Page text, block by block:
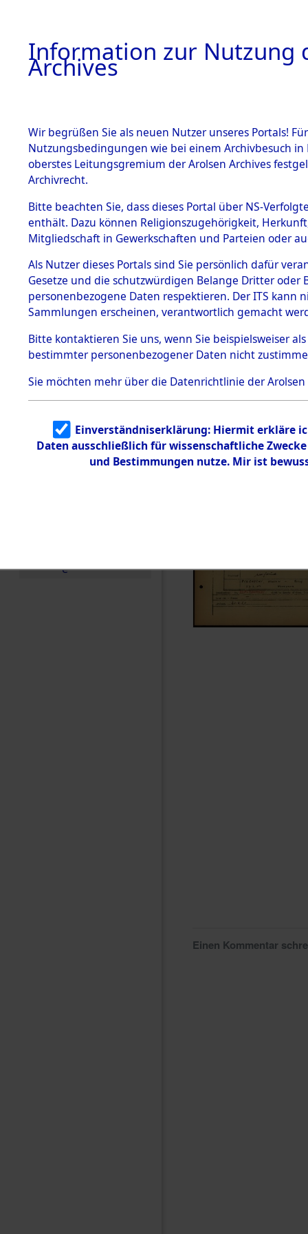
BESTÄNDE
1.
mente
5. Verschiedenes
5.3
Todesmärsche
5.3.1 Alliierte
Erhebungen
zu
Todesmärsch
en
5.3.2
Identifizierun
g
5.3.3
Todesmärsch
e
Dead -
Branch -
0089
Einen Kommentar
Information zur Nutzung
Archives
Wir begrüßen Sie als neuen Nutzer unseres Portals!
Nutzungsbedingungen wie bei einem Archivbesuch
oberstes Leitungsgremium der Arolsen Archives
Archivrecht.
Bitte beachten Sie, dass dieses Portal über NS-
enthält. Dazu können Religionszugehörigkeit,
Mitgliedschaft in Gewerkschaften und Parteien oder
Als Nutzer dieses Portals sind Sie persönlich dafür
Gesetze und die schutzwürdigen Belange Dritter
personenbezogene Daten respektieren. Der ITS
Sammlungen erscheinen, verantwortlich gemacht
Bitte kontaktieren Sie uns, wenn Sie beispielsweiser
bestimmter personenbezogener Daten nicht
Sie möchten mehr über die Datenrichtlinie der Arolsen
Einverständniserklärung: Hiermit erkläre
Daten ausschließlich für wissenschaftliche
und Bestimmungen nutze. Mir ist